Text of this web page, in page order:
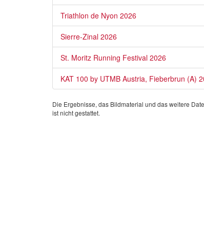
Triathlon de Nyon 2026
Sierre-Zinal 2026
St. Moritz Running Festival 2026
KAT 100 by UTMB Austria, Fieberbrun (A)
Die Ergebnisse, das Bildmaterial und das weitere
ist nicht gestattet.